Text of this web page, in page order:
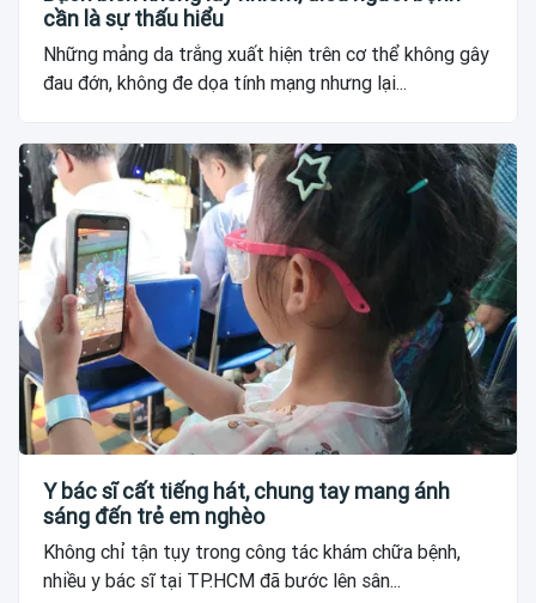
cần là sự thấu hiểu
Những mảng da trắng xuất hiện trên cơ thể không gây
đau đớn, không đe dọa tính mạng nhưng lại...
Y bác sĩ cất tiếng hát, chung tay mang ánh
sáng đến trẻ em nghèo
Không chỉ tận tụy trong công tác khám chữa bệnh,
nhiều y bác sĩ tại TP.HCM đã bước lên sân...